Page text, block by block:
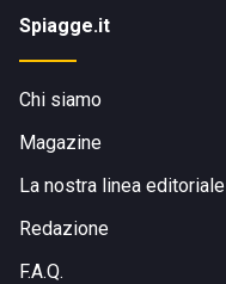
Spiagge.it
Chi siamo
Magazine
La nostra linea editoriale
Redazione
F.A.Q.